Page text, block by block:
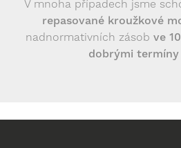
V mnoha případech jsme
repasované kroužkové
nadnormativních zásob ve
dobrými termíny